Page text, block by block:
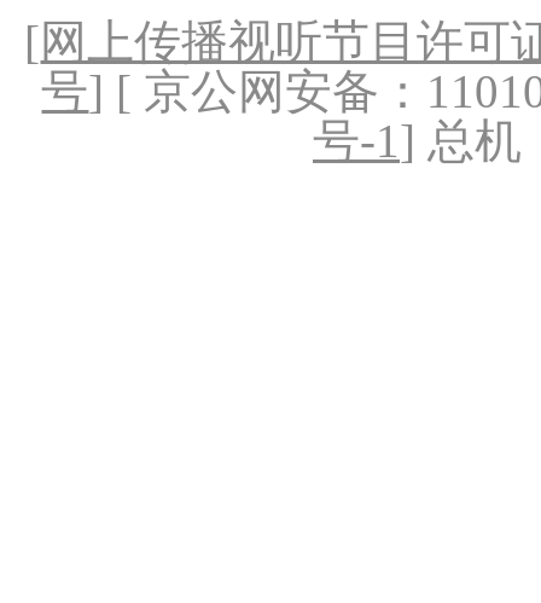
[网上传播视听节目许可
号] [ 京公网安备：
号-1] 总机